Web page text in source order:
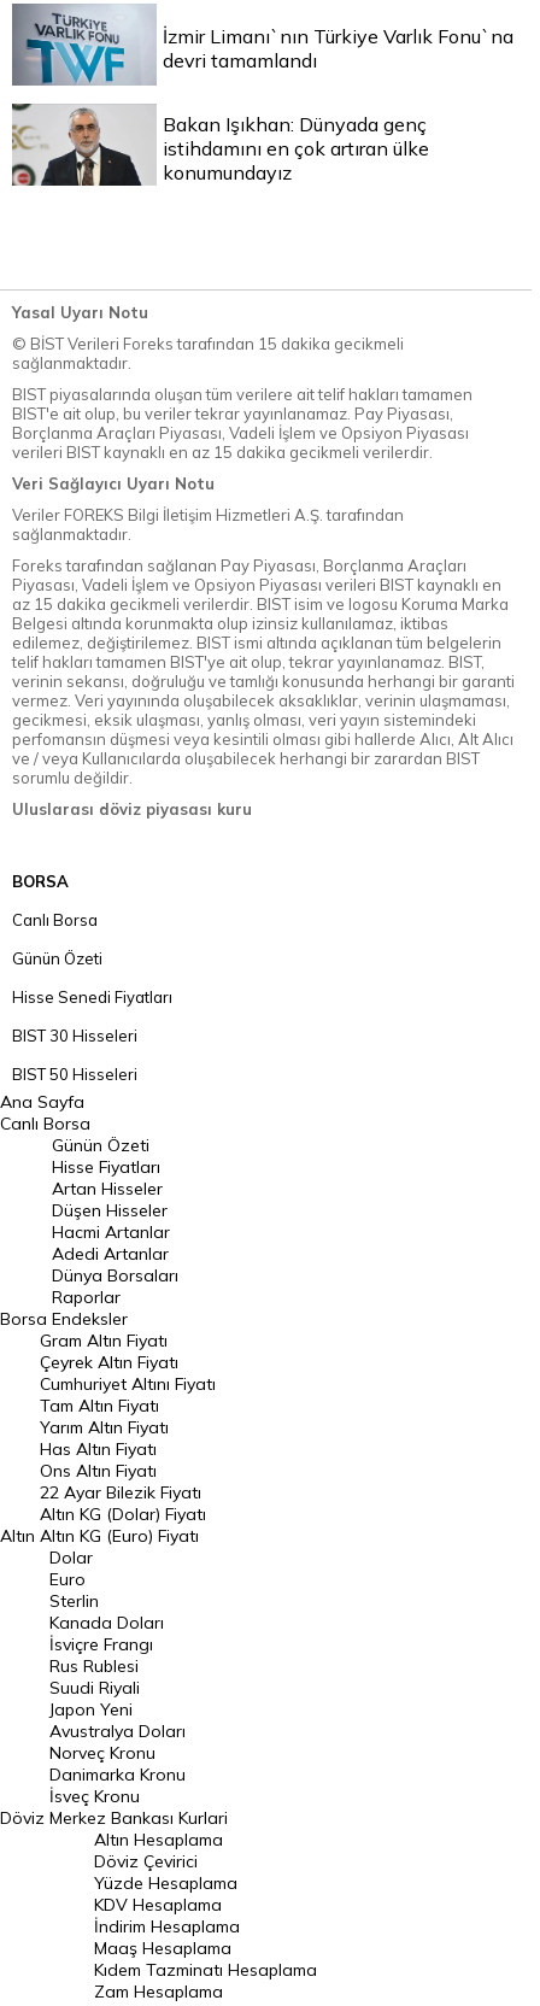
İzmir Limanı`nın Türkiye Varlık Fonu`na
devri tamamlandı
Bakan Işıkhan: Dünyada genç
istihdamını en çok artıran ülke
konumundayız
Yasal Uyarı Notu
© BİST Verileri Foreks tarafından 15 dakika gecikmeli
sağlanmaktadır.
BIST piyasalarında oluşan tüm verilere ait telif hakları tamamen
BIST'e ait olup, bu veriler tekrar yayınlanamaz. Pay Piyasası,
Borçlanma Araçları Piyasası, Vadeli İşlem ve Opsiyon Piyasası
verileri BIST kaynaklı en az 15 dakika gecikmeli verilerdir.
Veri Sağlayıcı Uyarı Notu
Veriler FOREKS Bilgi İletişim Hizmetleri A.Ş. tarafından
sağlanmaktadır.
Foreks tarafından sağlanan Pay Piyasası, Borçlanma Araçları
Piyasası, Vadeli İşlem ve Opsiyon Piyasası verileri BIST kaynaklı en
az 15 dakika gecikmeli verilerdir. BIST isim ve logosu Koruma Marka
Belgesi altında korunmakta olup izinsiz kullanılamaz, iktibas
edilemez, değiştirilemez. BIST ismi altında açıklanan tüm belgelerin
telif hakları tamamen BIST'ye ait olup, tekrar yayınlanamaz. BIST,
verinin sekansı, doğruluğu ve tamlığı konusunda herhangi bir garanti
vermez. Veri yayınında oluşabilecek aksaklıklar, verinin ulaşmaması,
gecikmesi, eksik ulaşması, yanlış olması, veri yayın sistemindeki
perfomansın düşmesi veya kesintili olması gibi hallerde Alıcı, Alt Alıcı
ve / veya Kullanıcılarda oluşabilecek herhangi bir zarardan BIST
sorumlu değildir.
Uluslarası döviz piyasası kuru
BORSA
Canlı Borsa
Günün Özeti
Hisse Senedi Fiyatları
BIST 30 Hisseleri
BIST 50 Hisseleri
BIST 100 Hisseleri
En Çok Artan Hisseler
En Çok Düşen Hisseler
Hacmi Artanlar
Geçmiş Kapanışlar
Dünya Borsaları
Raporlar
Endeksler
DÖVİZ
Döviz Kuru
Dolar Kuru
Euro Kuru
Pound Kuru
Frank Kuru
Riyal Kuru
Avustralya Doları
Danimarka Kronu Kuru
Kanada Doları Kuru
Norveç Kronu Kuru
İsveç Kronu Kuru
Japon Yeni Kuru
Serbest Piyasa Döviz Kurları
Merkez Bankası Döviz Kurları
Ana Sayfa
Canlı Borsa
Borsa
Günün Özeti
Hisse Fiyatları
Artan Hisseler
Düşen Hisseler
Hacmi Artanlar
Adedi Artanlar
Dünya Borsaları
Raporlar
Endeksler
Altın
Gram Altın Fiyatı
Çeyrek Altın Fiyatı
Cumhuriyet Altını Fiyatı
Tam Altın Fiyatı
Yarım Altın Fiyatı
Has Altın Fiyatı
Ons Altın Fiyatı
22 Ayar Bilezik Fiyatı
Altın KG (Dolar) Fiyatı
Altın KG (Euro) Fiyatı
Döviz
Dolar
Euro
Sterlin
Kanada Doları
İsviçre Frangı
Rus Rublesi
Suudi Riyali
Japon Yeni
Avustralya Doları
Norveç Kronu
Danimarka Kronu
İsveç Kronu
Merkez Bankası Kurlari
Altın Hesaplama
Döviz Çevirici
Yüzde Hesaplama
KDV Hesaplama
İndirim Hesaplama
Maaş Hesaplama
Kıdem Tazminatı Hesaplama
Zam Hesaplama